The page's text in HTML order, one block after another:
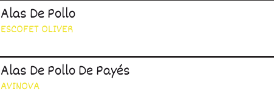
Alas De Pollo
ESCOFET OLIVER
Alas De Pollo De Payés
AVINOVA